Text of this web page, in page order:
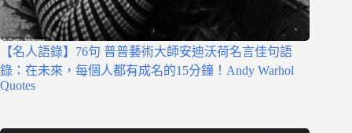
【名人語錄】76句 普普藝術大師安迪沃荷名言佳句語
錄：在未來，每個人都有成名的15分鐘！Andy Warhol
Quotes